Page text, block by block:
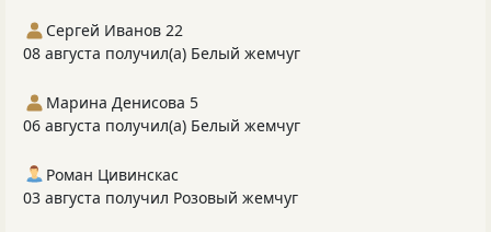
Сергей Иванов 22
08 августа получил(а) Белый жемчуг
Марина Денисова 5
06 августа получил(а) Белый жемчуг
Роман Цивинскас
03 августа получил Розовый жемчуг